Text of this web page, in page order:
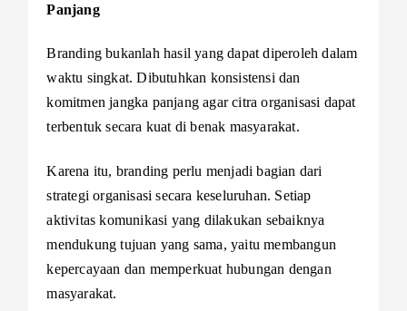
Panjang
Branding bukanlah hasil yang dapat diperoleh dalam
waktu singkat. Dibutuhkan konsistensi dan
komitmen jangka panjang agar citra organisasi dapat
terbentuk secara kuat di benak masyarakat.
Karena itu, branding perlu menjadi bagian dari
strategi organisasi secara keseluruhan. Setiap
aktivitas komunikasi yang dilakukan sebaiknya
mendukung tujuan yang sama, yaitu membangun
kepercayaan dan memperkuat hubungan dengan
masyarakat.